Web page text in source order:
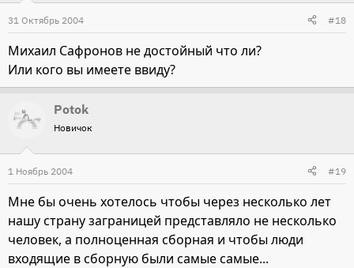
31 Октябрь 2004 #18
Михаил Сафронов не достойный что ли?
Или кого вы имеете ввиду?
Potok
Новичок
1 Ноябрь 2004 #19
Мне бы очень хотелось чтобы через несколько лет
нашу страну заграницей представляло не несколько
человек, а полноценная сборная и чтобы люди
входящие в сборную были самые самые...